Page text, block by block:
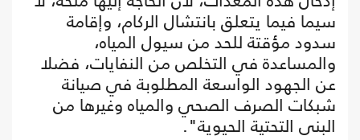
سيما فيما يتعلق بانتشال الركام، وإقامة
سدود مؤقتة للحد من سيول المياه،
والمساعدة في التخلص من النفايات، فضلا
عن الجهود الواسعة المطلوبة في صيانة
شبكات الصرف الصحي والمياه وغيرها من
البنى التحتية الحيوية".